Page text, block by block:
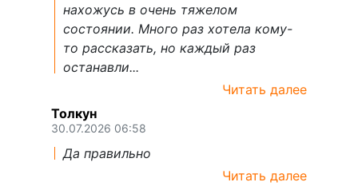
нахожусь в очень тяжелом
состоянии. Много раз хотела кому-
то рассказать, но каждый раз
останавли...
Читать далее
Толкун
30.07.2026 06:58
Да правильно
Читать далее